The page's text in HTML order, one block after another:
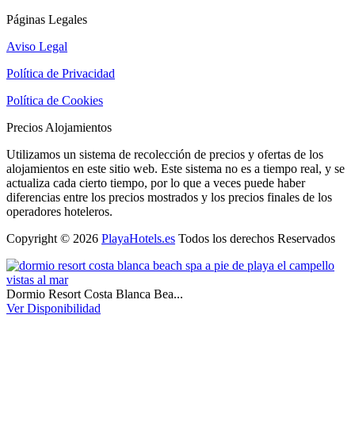
Páginas Legales
Aviso Legal
Política de Privacidad
Política de Cookies
Precios Alojamientos
Utilizamos un sistema de recolección de precios y ofertas de los
alojamientos en este sitio web. Este sistema no es a tiempo real, y se
actualiza cada cierto tiempo, por lo que a veces puede haber
diferencias entre los precios mostrados y los precios finales de los
operadores hoteleros.
Copyright © 2026 PlayaHotels.es Todos los derechos Reservados
Dormio Resort Costa Blanca Bea...
Ver Disponibilidad